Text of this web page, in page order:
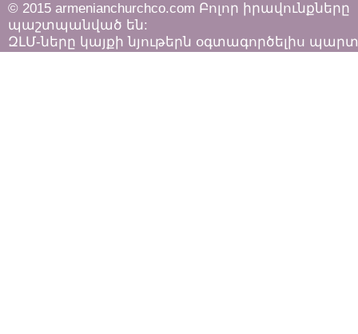
© 2015 armenianchurchco.com Բոլոր իրավունքները
պաշտպանված են:
ԶԼՄ-ները կայքի նյութերն օգտագործելիս